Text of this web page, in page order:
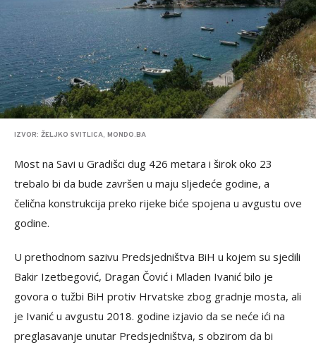
IZVOR: ŽELJKO SVITLICA, MONDO.BA
Most na Savi u Gradišci dug 426 metara i širok oko 23
trebalo bi da bude završen u maju sljedeće godine, a
čelična konstrukcija preko rijeke biće spojena u avgustu ove
godine.
U prethodnom sazivu Predsjedništva BiH u kojem su sjedili
Bakir Izetbegović, Dragan Čović i Mladen Ivanić bilo je
govora o tužbi BiH protiv Hrvatske zbog gradnje mosta, ali
je Ivanić u avgustu 2018. godine izjavio da se neće ići na
preglasavanje unutar Predsjedništva, s obzirom da bi